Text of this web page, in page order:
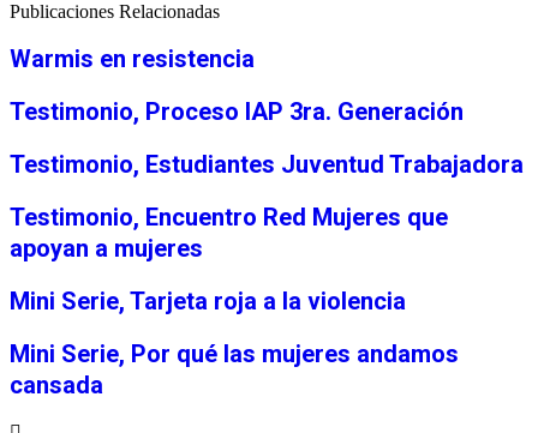
Publicaciones Relacionadas
Warmis en resistencia
Testimonio, Proceso IAP 3ra. Generación
Testimonio, Estudiantes Juventud Trabajadora
Testimonio, Encuentro Red Mujeres que
apoyan a mujeres
Mini Serie, Tarjeta roja a la violencia
Mini Serie, Por qué las mujeres andamos
cansada